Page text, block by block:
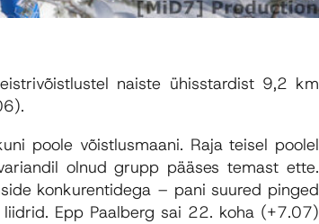
naiste ühisstardist 9,2 km
poole võistlusmaani. Raja teisel poolel
olnud grupp pääses temast ette.
konkurentidega – pani suured pinged
Epp Paalberg sai 22. koha (+7.07)